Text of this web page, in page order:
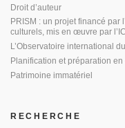
Droit d’auteur
PRISM : un projet financé par
culturels, mis en œuvre par
L’Observatoire international
Planification et préparation en
Patrimoine immatériel
RECHERCHE